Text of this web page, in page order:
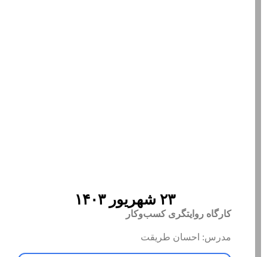
۲۳ شهریور ۱۴۰۳
کارگاه روایتگری کسب‌وکار
مدرس: احسان طریقت